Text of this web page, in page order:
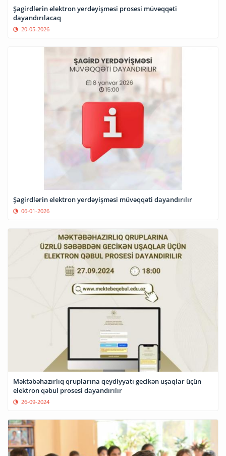
Şagirdlərin elektron yerdəyişməsi prosesi müvəqqəti
dayandırılacaq
20-05-2026
Şagirdlərin elektron yerdəyişməsi müvəqqəti dayandırılır
06-01-2026
Məktəbəhazırlıq qruplarına qeydiyyatı gecikən uşaqlar üçün
elektron qəbul prosesi dayandırılır
26-09-2024